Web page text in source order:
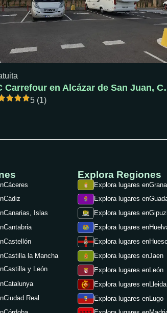
AC
5 (1)
Cáceres
Cádiz
Canarias, Islas
Cantabria
Castellón
Castilla la Mancha
Castilla y León
Catalunya
Ciudad Real
Explora Regiones
Explora lugares en
Explora lugares en
Explora lugares en
Explora lugares en
Explora lugares en
Explora lugares enJaen
Explora lugares en León
Explora lugares enLleida
Explora lugares enLugo